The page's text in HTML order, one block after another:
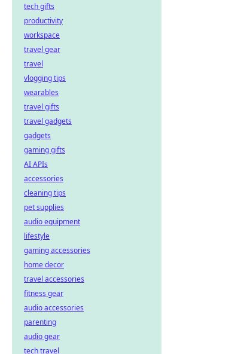
tech gifts
productivity
workspace
travel gear
travel
vlogging tips
wearables
travel gifts
travel gadgets
gadgets
gaming gifts
AI APIs
accessories
cleaning tips
pet supplies
audio equipment
lifestyle
gaming accessories
home decor
travel accessories
fitness gear
audio accessories
parenting
audio gear
tech travel